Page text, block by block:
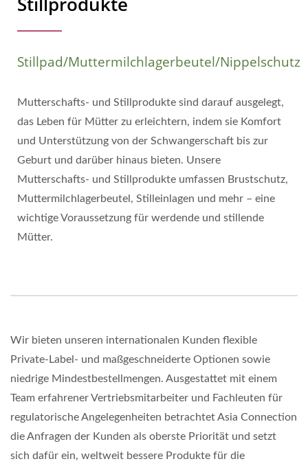
Stillpad/Muttermilchlagerbeutel/Nippelschutz
Mutterschafts- und Stillprodukte sind darauf ausgelegt,
das Leben für Mütter zu erleichtern, indem sie Komfort
und Unterstützung von der Schwangerschaft bis zur
Geburt und darüber hinaus bieten. Unsere
Mutterschafts- und Stillprodukte umfassen Brustschutz,
Muttermilchlagerbeutel, Stilleinlagen und mehr – eine
wichtige Voraussetzung für werdende und stillende
Mütter.
Wir bieten unseren internationalen Kunden flexible
Private-Label- und maßgeschneiderte Optionen sowie
niedrige Mindestbestellmengen. Ausgestattet mit einem
Team erfahrener Vertriebsmitarbeiter und Fachleuten für
regulatorische Angelegenheiten betrachtet Asia Connection
die Anfragen der Kunden als oberste Priorität und setzt
sich dafür ein, weltweit bessere Produkte für die